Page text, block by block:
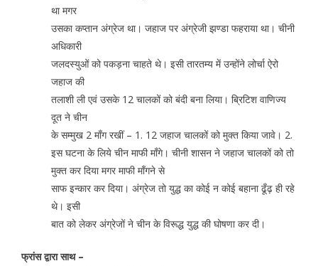
था मगर
उसका कप्तान अंग्रेज था। जहाज पर अंग्रेजी झण्डा फहराया था। चीनी
अधिकारी
जलदस्युओं को पकड़ना चाहते थे। इसी तारतम्य में उन्होंने लोर्चा ऐरो
जहाज की
तलाशी ली एवं उसके 12 चालकों को बंदी बना लिया। ब्रिटिश वाणिज्य
दूत ने चीन
के सम्मुख 2 माँग रखीं – 1. 12 जहाज चालकों को मुक्त किया जावे। 2.
इस घटना के लिये चीन माफी माँगे। चीनी शासन ने जहाज चालकों को तो
मुक्त कर दिया मगर माफी माँगने से
साफ इन्कार कर दिया। अंग्रेज तो युद्ध का कोई न कोई बहाना ढूँढ़ ही रहे
थे। इसी
बात को लेकर अंग्रेजों ने चीन के विरूद्ध युद्ध की घोषणा कर दी।
फ्रांस द्वारा साथ –